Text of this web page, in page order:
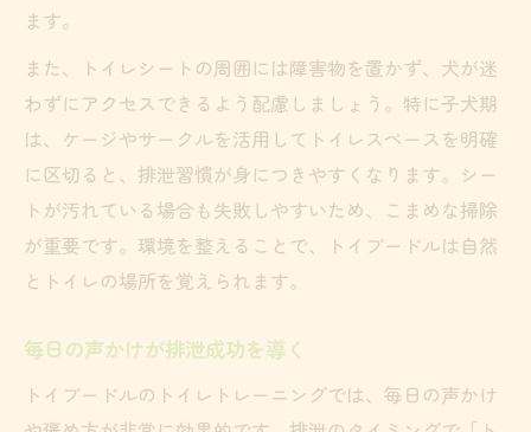
ます。
また、トイレシートの周囲には障害物を置かず、犬が迷
わずにアクセスできるよう配慮しましょう。特に子犬期
は、ケージやサークルを活用してトイレスペースを明確
に区切ると、排泄習慣が身につきやすくなります。シー
トが汚れている場合も失敗しやすいため、こまめな掃除
が重要です。環境を整えることで、トイプードルは自然
とトイレの場所を覚えられます。
毎日の声かけが排泄成功を導く
トイプードルのトイレトレーニングでは、毎日の声かけ